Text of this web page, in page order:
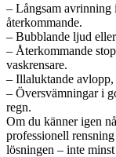
– Långsam avrinning
återkommande.
– Bubblande ljud
– Återkommande
vaskrensare.
– Illaluktande
– Översvämningar i
regn.
Om du känner igen
professionell
lösningen – inte